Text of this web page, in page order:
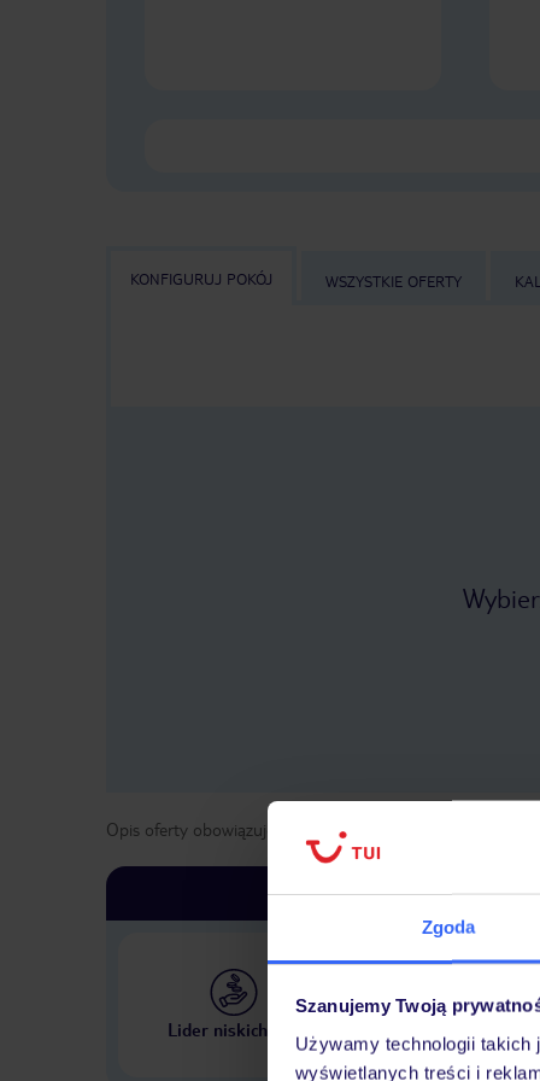
Zgoda
Szanujemy Twoją
Używamy technologii
wyświetlanych treści i
KONFIGURUJ POKÓJ WSZYSTKIE OFERTY
Opis oferty obowiązuje dla wyjazdów w terminie
Lider niskich cen
Największe biuro
w Polsce